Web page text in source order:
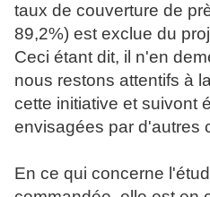
taux de couverture de
89,2%) est exclue du
Ceci étant dit, il n'en
nous restons attentifs à
cette initiative et suivont
envisagées par d'autres
En ce qui concerne